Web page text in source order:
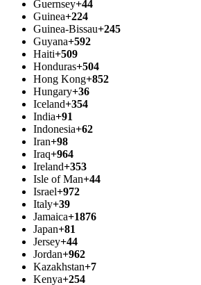
Guernsey+44
Guinea+224
Guinea-Bissau+245
Guyana+592
Haiti+509
Honduras+504
Hong Kong+852
Hungary+36
Iceland+354
India+91
Indonesia+62
Iran+98
Iraq+964
Ireland+353
Isle of Man+44
Israel+972
Italy+39
Jamaica+1876
Japan+81
Jersey+44
Jordan+962
Kazakhstan+7
Kenya+254